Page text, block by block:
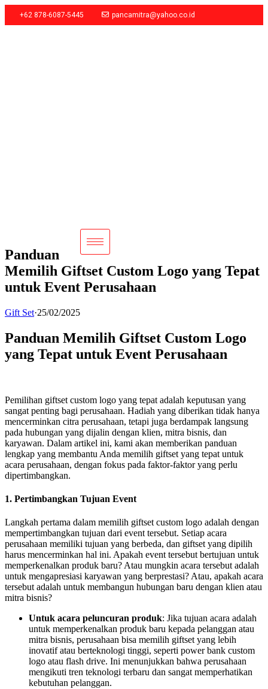
+62 878-6087-5445 pancamitra@yahoo.co.id
Panduan
Memilih Giftset Custom Logo yang Tepat
untuk Event Perusahaan
Gift Set·25/02/2025
Panduan Memilih Giftset Custom Logo
yang Tepat untuk Event Perusahaan
Pemilihan giftset custom logo yang tepat adalah keputusan yang
sangat penting bagi perusahaan. Hadiah yang diberikan tidak hanya
mencerminkan citra perusahaan, tetapi juga berdampak langsung
pada hubungan yang dijalin dengan klien, mitra bisnis, dan
karyawan. Dalam artikel ini, kami akan memberikan panduan
lengkap yang membantu Anda memilih giftset yang tepat untuk
acara perusahaan, dengan fokus pada faktor-faktor yang perlu
dipertimbangkan.
1. Pertimbangkan Tujuan Event
Langkah pertama dalam memilih giftset custom logo adalah dengan
mempertimbangkan tujuan dari event tersebut. Setiap acara
perusahaan memiliki tujuan yang berbeda, dan giftset yang dipilih
harus mencerminkan hal ini. Apakah event tersebut bertujuan untuk
memperkenalkan produk baru? Atau mungkin acara tersebut adalah
untuk mengapresiasi karyawan yang berprestasi? Atau, apakah acara
tersebut adalah untuk membangun hubungan baru dengan klien atau
mitra bisnis?
Untuk acara peluncuran produk: Jika tujuan acara adalah
untuk memperkenalkan produk baru kepada pelanggan atau
mitra bisnis, perusahaan bisa memilih giftset yang lebih
inovatif atau berteknologi tinggi, seperti power bank custom
logo atau flash drive. Ini menunjukkan bahwa perusahaan
mengikuti tren teknologi terbaru dan sangat memperhatikan
kebutuhan pelanggan.